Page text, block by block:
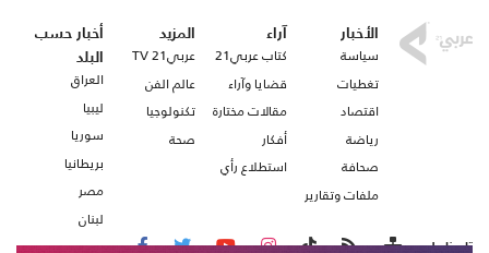
الأخبار
سياسة
تغطيات
اقتصاد
رياضة
صحافة
ملفات وتقارير
آراء
كتاب عربي21
قضايا وآراء
مقالات مختارة
أفكار
استطلاع رأي
المزيد
عربي21 TV
عالم الفن
تكنولوجيا
صحة
أخبار حسب
البلد
العراق
ليبيا
سوريا
بريطانيا
مصر
لبنان
تابعنا على